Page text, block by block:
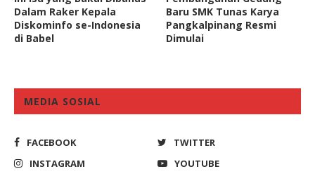
Dalam Raker Kepala
Diskominfo se-Indonesia
di Babel
Baru SMK Tunas Karya
Pangkalpinang Resmi
Dimulai
MEDIA SOSIAL
FACEBOOK
TWITTER
INSTAGRAM
YOUTUBE